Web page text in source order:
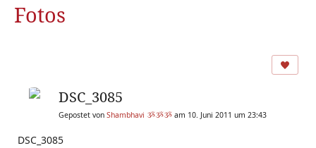
Fotos
DSC_3085
Gepostet von Shambhavi ૐૐૐ am 10. Juni 2011 um 23:43
DSC_3085